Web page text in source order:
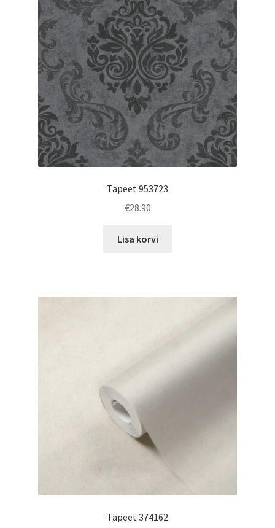
Tapeet 953723
€28.90
Lisa korvi
Tapeet 374162